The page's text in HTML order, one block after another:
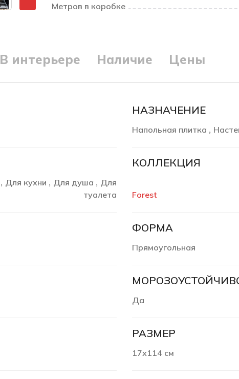
Метров в коробке
В интерьере Наличие Цены
НАЗНАЧЕНИЕ
Напольная плитка ,
, Для кухни , Для душа , Для
туалета
КОЛЛЕКЦИЯ
Forest
ФОРМА
Прямоугольная
Да
РАЗМЕР
17х114 см